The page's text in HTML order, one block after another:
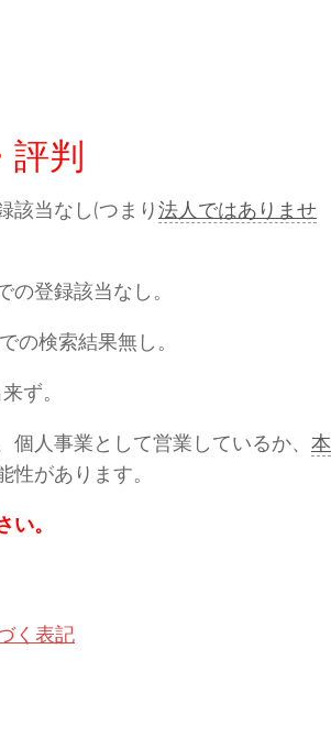
評判
該当なし(つまり法人ではありませ
登録該当なし。
の検索結果無し。
ず。
人事業として営業しているか、 本
性があります。
。
く表記